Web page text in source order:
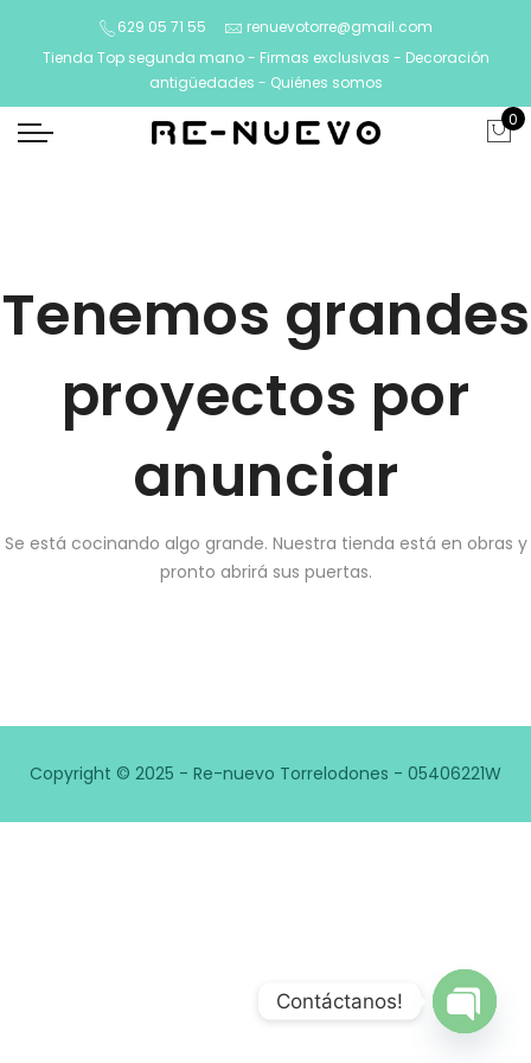
629 05 71 55
renuevotorre@gmail.com
Tienda Top segunda mano - Firmas exclusivas - Decoración
antigüedades - Quiénes somos
0
Tenemos grandes
proyectos por
anunciar
Se está cocinando algo grande. Nuestra tienda está en obras y
pronto abrirá sus puertas.
Copyright © 2025 - Re-nuevo Torrelodones - 05406221W
Contáctanos!